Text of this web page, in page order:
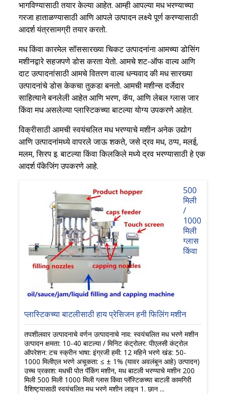
भागविण्यासाठी तयार केल्या आहेत. आम्ही आपल्या मध भरण्याच्या
गरजा हाताळण्यासाठी आणि आपले उत्पादन लक्ष्ये पूर्ण करण्यासाठी
आदर्श यंत्रसामग्री तयार करतो.
मध किंवा कारमेल सॉससारख्या चिकट उत्पादनांना आमच्या डोसिंग
मशीनद्वारे सहजपणे डोस करता येतो. आमचे शट-ऑफ वाल्व आणि
दाट उत्पादनांसाठी आमचे वितरण वाल्व धन्यवाद की मध सारख्या
उत्पादनांचे डोस केकचा तुकडा बनतो. आमची मशीन्स दर्जेदार
साहित्याने बनलेली आहेत आणि भरण, कॅप, आणि लेबल ग्लास जार
किंवा मध असलेल्या प्लास्टिकच्या बाटल्या योग्य उपकरणे आहेत.
विक्रीसाठी आमची स्वयंचलित मध भरण्याचे मशीन अनेक उद्योग
आणि उत्पादनांमध्ये वापरले जाऊ शकते, जसे द्रव मध, ठप्प, मलई,
मलम, सिरप इ. बाटल्या किंवा किलकिले मध्ये द्रव भरण्यासाठी हे एक
आदर्श पॅकेजिंग उपकरणे आहे.
500
मिली
/
1000
मिली
ग्लास
किंवा
प्लास्टिकच्या बाटलीसाठी हाय प्रेसिजन हनी फिलिंग मशीन
तपशीलवार उत्पादनाचे वर्णन उत्पादनाचे नाव: स्वयंचलित मध भरणे मशीन
उत्पादन क्षमता: 10-40 बाटल्या / मिनिट कंट्रोलर: पीएलसी कंट्रोल
ऑपरेशन: टच स्क्रीन भाषा: इंग्रजी हमी: 12 महिने भरणे खंड: 50-
1000 मिलीएल भरणे अचूकता: ≤ ± 1% (यावर अवलंबून आहे) उत्पादन)
उच्च प्रकाश: मधची पोत पॅकिंग मशीन, मध बाटली भरण्याचे मशीन 200
मिली 500 मिली 1000 मिली ग्लास किंवा प्लॅस्टिकच्या बाटली कामगिरी
वैशिष्ट्यासाठी स्वयंचलित मध भरणे मशीन लाइन 1. छान ...